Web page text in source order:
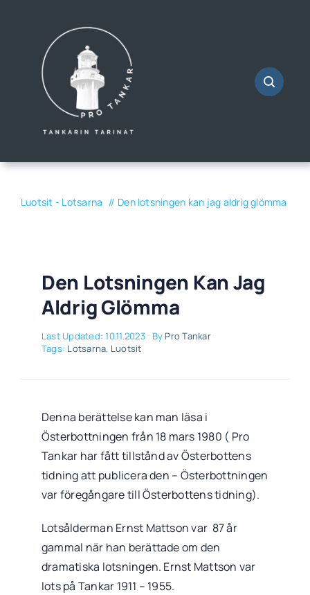
Luotsit - Lotsarna Den lotsningen kan jag aldrig glömma
Den Lotsningen Kan Jag
Aldrig Glömma
Last Updated: 10.11.2023 By Pro Tankar
Tags: Lotsarna, Luotsit
Denna berättelse kan man läsa i
Österbottningen från 18 mars 1980 ( Pro
Tankar har fått tillstånd av Österbottens
tidning att publicera den – Österbottningen
var föregångare till Österbottens tidning).
Lotsålderman Ernst Mattson var 87 år
gammal när han berättade om den
dramatiska lotsningen. Ernst Mattson var
lots på Tankar 1911 – 1955.